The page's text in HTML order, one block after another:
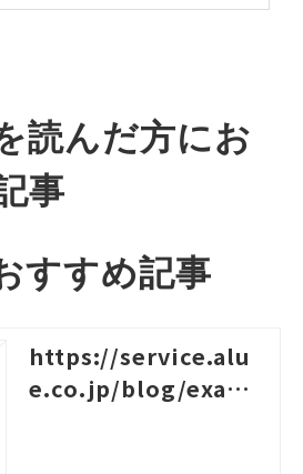
読んだ方にお
事
すすめ記事
https://service.alu
e.co.jp/blog/examp